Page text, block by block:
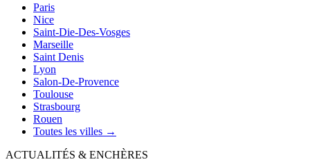
Paris
Nice
Saint-Die-Des-Vosges
Marseille
Saint Denis
Lyon
Salon-De-Provence
Toulouse
Strasbourg
Rouen
Toutes les villes →
ACTUALITÉS & ENCHÈRES